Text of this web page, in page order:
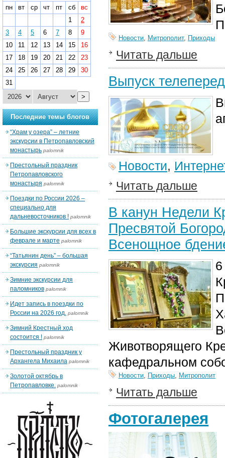
Новости, Митрополит, Приходы
Читать дальше
Выпуск
Новости,
Читать дальше
В канун Недели
Пресвятой
Всенощное
Животворящего
кафедральном
Новости, Приходы, Митрополит
Читать дальше
Фотогалерея
пн
вт ср чт пт сб
вс
1
2
3
4 5 6 7 8
9
10
11 12 13 14 15
16
17
18 19 20 21 22
23
24
25 26 27 28 29
30
31
>
Последние темы блогов
“Храм у озера” – летние
экскурсии в Петропавловский
монастырь palomnik
Престольный праздник
Петропавловского
монастыря palomnik
Поездки по России 2026 –
специально для
дальневосточников ! palomnik
Большие экскурсии для всех в
феврале и марте palomnik
“Татьянин день” – большая
экскурсия palomnik
Зимние экскурсии для
паломников palomnik
Идет запись в поездки по
России на 2026 год. palomnik
Зимний Крестный ход
состоится ! palomnik
Престольный праздник у
Архангела Михаила palomnik
Золотой октябрь в
Петропавловке. palomnik